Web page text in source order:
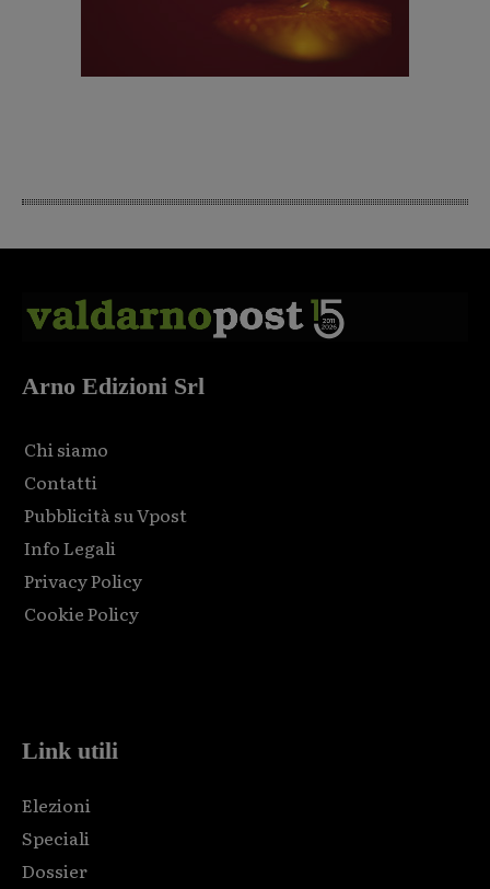
Arno Edizioni Srl
Chi siamo
Contatti
Pubblicità su Vpost
Info Legali
Privacy Policy
Cookie Policy
Link utili
Elezioni
Speciali
Dossier